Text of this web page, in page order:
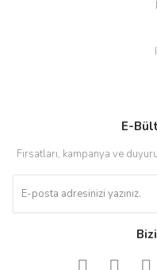
E-
Fırsatları, kampanya ve